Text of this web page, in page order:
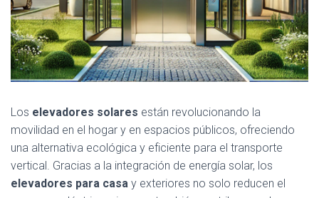
Los elevadores solares están revolucionando la
movilidad en el hogar y en espacios públicos, ofreciendo
una alternativa ecológica y eficiente para el transporte
vertical. Gracias a la integración de energía solar, los
elevadores para casa y exteriores no solo reducen el